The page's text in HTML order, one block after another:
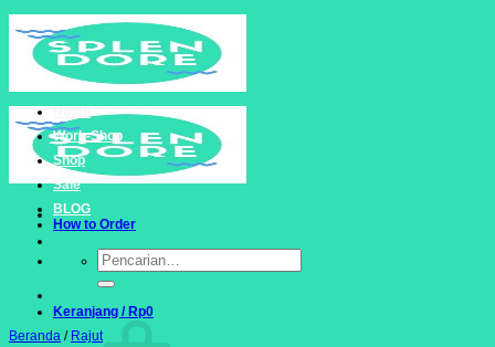
Skip
to
content
How to Order
Pencarian
untuk:
Keranjang / Rp0
Work-Shop
Shop
Sale
BLOG
Beranda / Rajut